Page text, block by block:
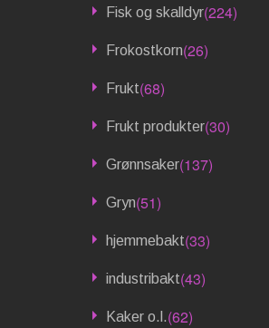
Fisk og skalldyr(224)
Frokostkorn(26)
Frukt(68)
Frukt produkter(30)
Grønnsaker(137)
Gryn(51)
hjemmebakt(33)
industribakt(43)
Kaker o.l.(62)